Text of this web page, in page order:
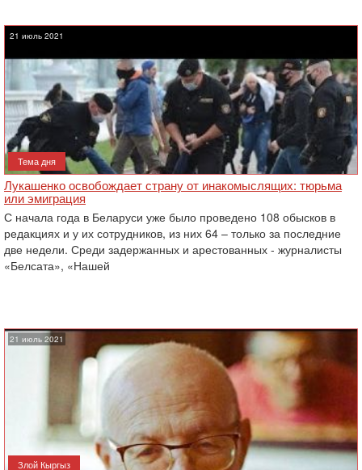
21 июль 2021
Тема дня
Лукашенко освобождает страну от инакомыслящих: тюрьма
или эмиграция
С начала года в Беларуси уже было проведено 108 обысков в
редакциях и у их сотрудников, из них ‎‎64 – только за последние
две недели. Среди задержанных и арестованных - журналисты
«Белсата», ‎‎«Нашей
21 июль 2021
Злой Кыргыз